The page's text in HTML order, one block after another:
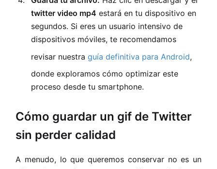
twitter video mp4 estará en tu dispositivo en
segundos. Si eres un usuario intensivo de
dispositivos móviles, te recomendamos
revisar nuestra guía definitiva para Android,
donde exploramos cómo optimizar este
proceso desde tu smartphone.
Cómo guardar un gif de Twitter
sin perder calidad
A menudo, lo que queremos conservar no es un